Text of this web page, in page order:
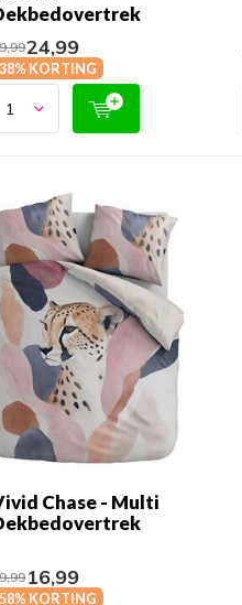
24,99
38% KORTING
Chase - Multi
16,99
58% KORTING